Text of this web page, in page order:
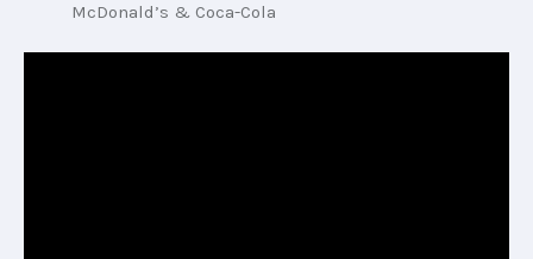
McDonald’s & Coca-Cola